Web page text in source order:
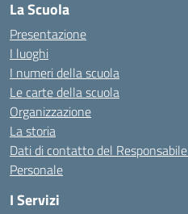
La Scuola
Presentazione
I luoghi
I numeri della scuola
Le carte della scuola
Organizzazione
La storia
Dati di contatto del
Personale
I Servizi